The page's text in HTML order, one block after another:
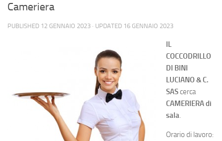
Cameriera
PUBLISHED 12 GENNAIO 2023 · UPDATED 16 GENNAIO 2023
IL
COCCODRILLO
DI BINI
LUCIANO & C.
SAScerca
CAMERIERA di
sala.
Orario di lavoro: